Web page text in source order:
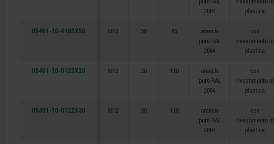
2004
plastica
06461-10-4102X50 M10 50 95
arancio
puro RAL
2004
con
rivestimento in
plastica
06461-10-5122X20 M12 20 110
arancio
puro RAL
2004
con
rivestimento in
plastica
06461-10-5122X30 M12 30 110
arancio
puro RAL
2004
con
rivestimento in
plastica